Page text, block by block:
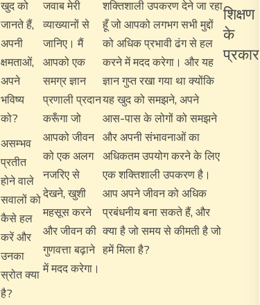
खुद को
जानते हैं,
अपनी
क्षमताओं,
अपने
भविष्य
को?
असम्भव
प्रतीत
होने वाले
सवालों को
कैसे हल
करें और
उनका
स्रोत क्या
है?
जवाब मेरी
व्याख्यानों से
जानिए। मैं
आपको एक
समग्र ज्ञान
प्रणाली प्रदान
करूँगा जो
आपको जीवन
को एक अलग
नजरिए से
देखने, खुशी
महसूस करने
और जीवन की
गुणवत्ता बढ़ाने
में मदद करेगा।
शक्तिशाली उपकरण देने जा रहा
हूँ जो आपको लगभग सभी मुद्दों
को अधिक प्रभावी ढंग से हल
करने में मदद करेगा। और यह
ज्ञान गुप्त रखा गया था क्योंकि
यह खुद को समझने, अपने
आस-पास के लोगों को समझने
और अपनी संभावनाओं का
अधिकतम उपयोग करने के लिए
एक शक्तिशाली उपकरण है।
आप अपने जीवन को अधिक
प्रबंधनीय बना सकते हैं, और
क्या है जो समय से कीमती है जो
हमें मिला है?
शिक्षण
के
प्रकार